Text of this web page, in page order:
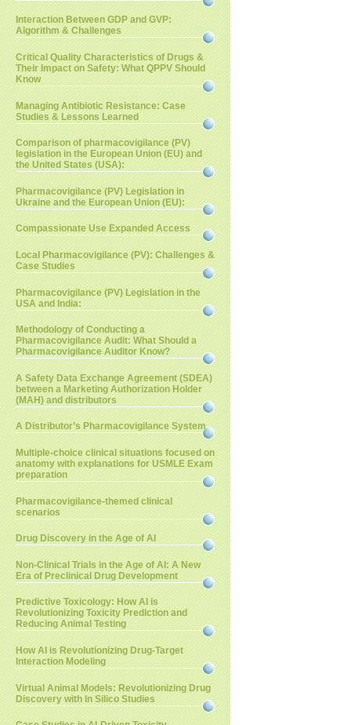
Interaction Between GDP and GVP:
Algorithm & Challenges
Critical Quality Characteristics of Drugs &
Their Impact on Safety: What QPPV Should
Know
Managing Antibiotic Resistance: Case
Studies & Lessons Learned
Comparison of pharmacovigilance (PV)
legislation in the European Union (EU) and
the United States (USA):
Pharmacovigilance (PV) Legislation in
Ukraine and the European Union (EU):
Compassionate Use Expanded Access
Local Pharmacovigilance (PV): Challenges &
Case Studies
Pharmacovigilance (PV) Legislation in the
USA and India:
Methodology of Conducting a
Pharmacovigilance Audit: What Should a
Pharmacovigilance Auditor Know?
A Safety Data Exchange Agreement (SDEA)
between a Marketing Authorization Holder
(MAH) and distributors
A Distributor’s Pharmacovigilance System
Multiple-choice clinical situations focused on
anatomy with explanations for USMLE Exam
preparation
Pharmacovigilance-themed clinical
scenarios
Drug Discovery in the Age of AI
Non-Clinical Trials in the Age of AI: A New
Era of Preclinical Drug Development
Predictive Toxicology: How AI is
Revolutionizing Toxicity Prediction and
Reducing Animal Testing
How AI is Revolutionizing Drug-Target
Interaction Modeling
Virtual Animal Models: Revolutionizing Drug
Discovery with In Silico Studies